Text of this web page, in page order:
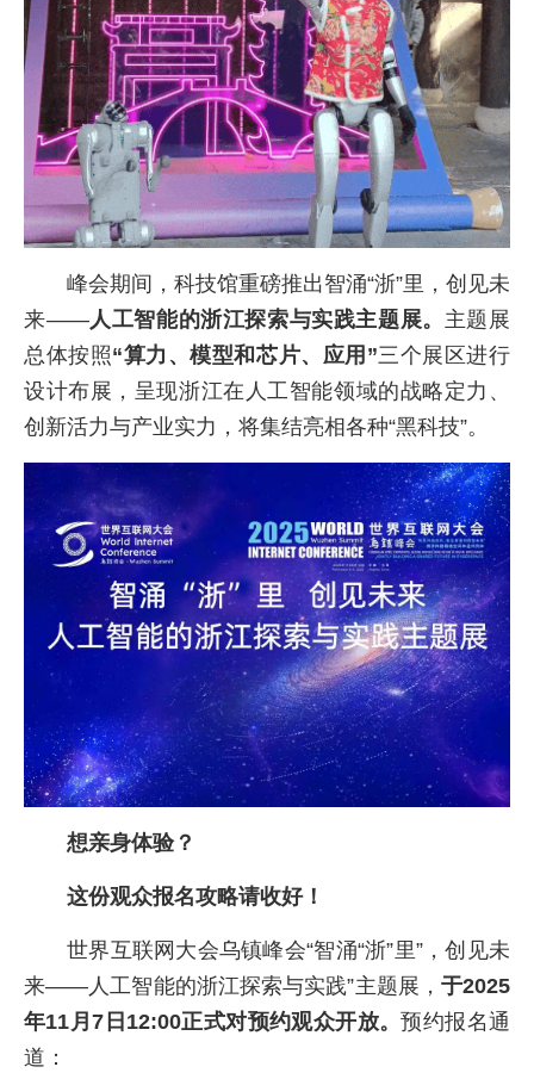
峰会期间，科技馆重磅推出智涌“浙”里，创见未
来——人工智能的浙江探索与实践主题展。 主题展
总体按照“算力、模型和芯片、应用”三个展区进行
设计布展，呈现浙江在人工智能领域的战略定力、
创新活力与产业实力，将集结亮相各种“黑科技”。
想亲身体验？
这份观众报名攻略请收好！
世界互联网大会乌镇峰会“智涌“浙”里”，创见未
来——人工智能的浙江探索与实践”主题展， 于2025
年11月7日12:00正式对预约观众开放。预约报名通
道：